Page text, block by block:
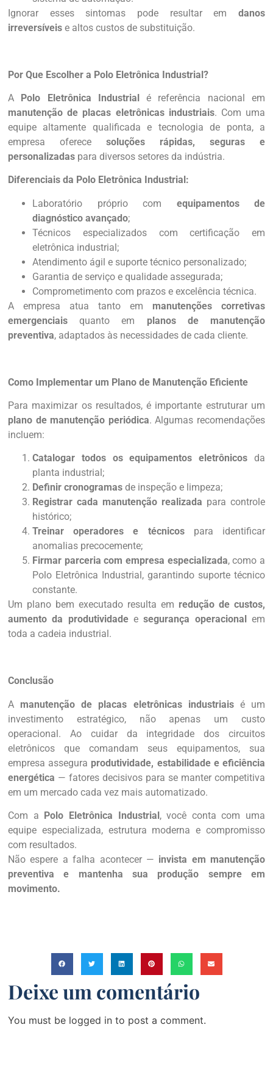
Ignorar esses sintomas pode resultar em danos
irreversíveis e altos custos de substituição.
Por Que Escolher a Polo Eletrônica Industrial?
A Polo Eletrônica Industrialé referência nacional em
manutenção de placas eletrônicas industriais. Com uma
equipe altamente qualificada e tecnologia de ponta, a
empresa oferece soluções rápidas, seguras e
personalizadas para diversos setores da indústria.
Diferenciais da Polo Eletrônica Industrial:
Laboratório próprio com equipamentos de
diagnóstico avançado;
Técnicos especializados com certificação em
eletrônica industrial;
Atendimento ágil e suporte técnico personalizado;
Garantia de serviço e qualidade assegurada;
Comprometimento com prazos e excelência técnica.
A empresa atua tanto em manutenções corretivas
emergenciais quanto em planos de manutenção
preventiva, adaptados às necessidades de cada cliente.
Como Implementar um Plano de Manutenção Eficiente
Para maximizar os resultados, é importante estruturar um
plano de manutenção periódica. Algumas recomendações
incluem:
Catalogar todos os equipamentos eletrônicos da
planta industrial;
Definir cronogramas de inspeção e limpeza;
Registrar cada manutenção realizada para controle
histórico;
Treinar operadores e técnicospara identificar
anomalias precocemente;
Firmar parceria com empresa especializada, como a
Polo Eletrônica Industrial, garantindo suporte técnico
constante.
Um plano bem executado resulta em redução de custos,
aumento da produtividadeesegurança operacional
em
toda a cadeia industrial.
Conclusão
A manutenção de placas eletrônicas industriaisé um
investimento estratégico, não apenas um custo
operacional. Ao cuidar da integridade dos circuitos
eletrônicos que comandam seus equipamentos, sua
empresa assegura produtividade, estabilidade e eficiência
energética — fatores decisivos para se manter competitiva
em um mercado cada vez mais automatizado.
Com a Polo Eletrônica Industrial, você conta com uma
equipe especializada, estrutura moderna e compromisso
com resultados.
Não espere a falha acontecer — invista em manutenção
preventiva e mantenha sua produção sempre em
movimento.
Deixe um comentário
You must be logged in to post a comment.